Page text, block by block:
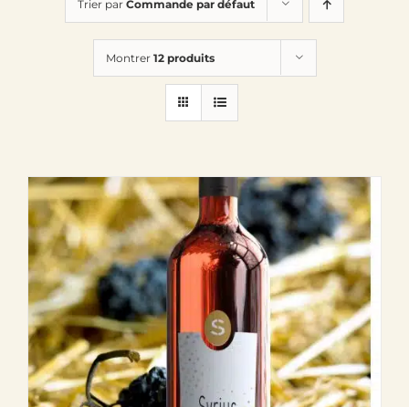
Le Domaine
Œnotourisme
Actualités
Partenaires
Contactez-nous
Trier par Commande par défaut
Montrer 12 produits